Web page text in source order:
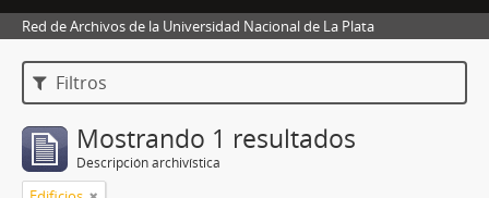
Red de Archivos de la Universidad Nacional de La Plata
Filtros
Mostrando 1 resultados
Descripción archivística